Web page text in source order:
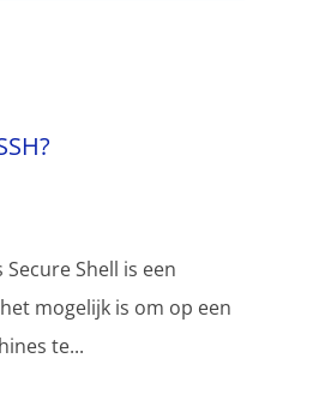
Secure Shell is een
mogelijk is om op een
te...